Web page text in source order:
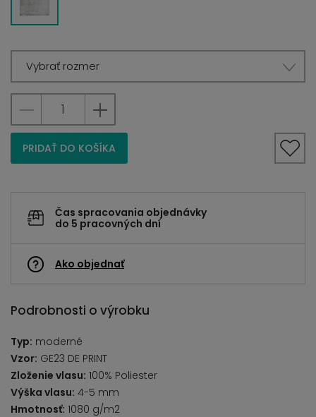
Vybrať rozmer
PRIDAŤ DO KOŠÍKA
Čas spracovania objednávky
do 5 pracovných dní
Ako objednať
Podrobnosti o výrobku
Typ: moderné
Vzor: GE23 DE PRINT
Zloženie vlasu: 100% Poliester
Výška vlasu: 4-5 mm
Hmotnosť: 1080 g/m2